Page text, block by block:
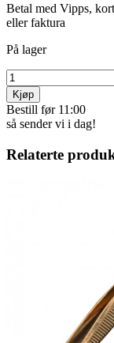
Betal med Vipps,
eller faktura
På lager
Kjøp
Bestill før 11:00
så sender vi i dag!
Relaterte